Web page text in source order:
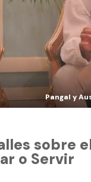
Pangal y
sobre
o Servir